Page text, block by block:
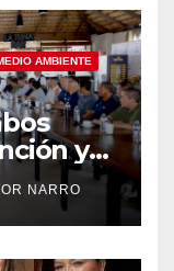
AMBIENTE
y
oleaje
NARRO